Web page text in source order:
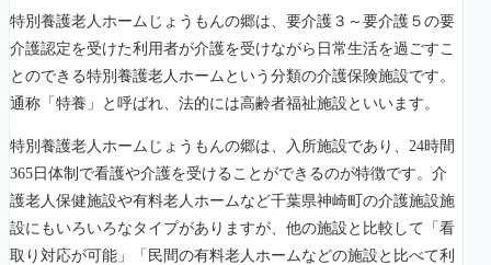
特別養護老人ホームじょうもんの郷は、要介護３～要介護５の要
介護認定を受けた利用者が介護を受けながら日常生活を過ごすこ
とのできる特別養護老人ホームという分類の介護保険施設です。
通称「特養」と呼ばれ、法的には高齢者福祉施設といいます。
特別養護老人ホームじょうもんの郷は、入所施設であり、24時間
365日体制で看護や介護を受けることができるのが特徴です。介
護老人保健施設や有料老人ホームなど千葉県神崎町の介護施設施
設にもいろいろなタイプがありますが、他の施設と比較して「看
取り対応が可能」「民間の有料老人ホームなどの施設と比べて利